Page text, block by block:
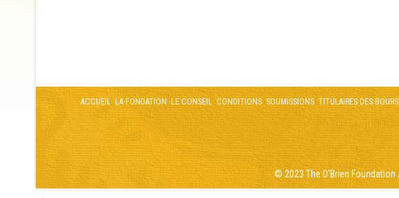
ACCUEIL LA FONDATION LE CONSEIL CONDITIONS SOUMISSIONS TITULAIRES DES
© 2023 The O'Brien Foundation